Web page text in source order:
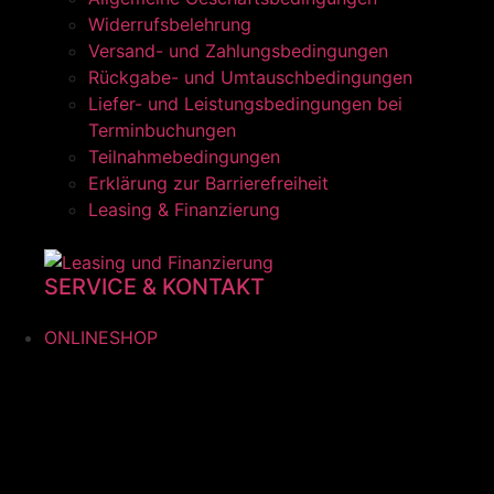
Widerrufsbelehrung
Versand- und Zahlungsbedingungen
Rückgabe- und Umtauschbedingungen
Liefer- und Leistungsbedingungen bei
Terminbuchungen
Teilnahmebedingungen
Erklärung zur Barrierefreiheit
Leasing & Finanzierung
SERVICE & KONTAKT
ONLINESHOP